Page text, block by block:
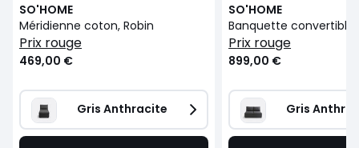
SO'HOME
Méridienne coton, Robin
prix rouge
469,00 €
Gris Anthracite
SO'HOME
prix rouge
899,00 €
Gris